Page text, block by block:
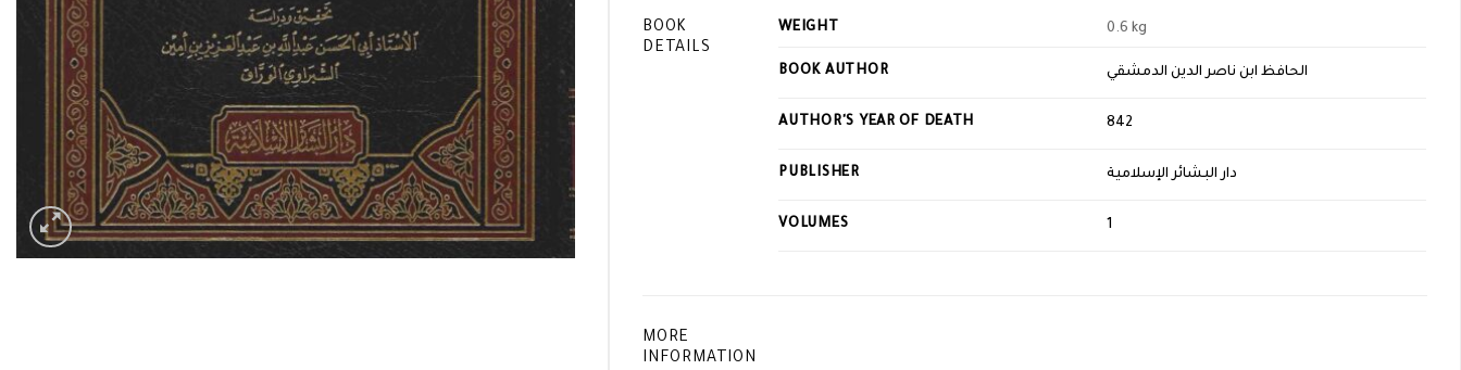
waitlist
for
BOOK
DETAILS
WEIGHT 0.6 kg
BOOK AUTHOR الحافظ ابن ناصر الدين الدمشقي
AUTHOR'S YEAR OF DEATH 842
PUBLISHER دار البشائر الإسلامية
VOLUMES 1
MORE
INFORMATION